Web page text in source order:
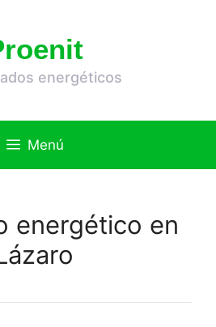
energéticos
Menú
energético en